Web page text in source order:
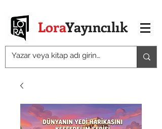
LoraYayıncılık